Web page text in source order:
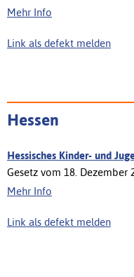
Mehr Info
Link als defekt melden
Hessen
Hessisches Kinder- und
Gesetz vom 18. Dezember
Mehr Info
Link als defekt melden